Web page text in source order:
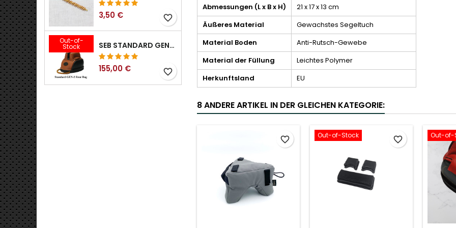
3,50 € favorite_border
Out-of-
Stock SEB STANDARD GEN-2 HECKTASCHE – 3/8", 1/2", 5/8", 3/4", 7/8", 1"
155,00 € favorite_border
Abmessungen (L x B x H)
21 x 17 x 13 cm
Äußeres Material
Gewachstes Segeltuch
Material Boden
Anti-Rutsch-Gewebe
Material der Füllung
Leichtes Polymer
Herkunftsland
EU
8 ANDERE ARTIKEL IN DER GLEICHEN KATEGORIE:
favorite_border Out-of-Stock favorite_border Out-of-